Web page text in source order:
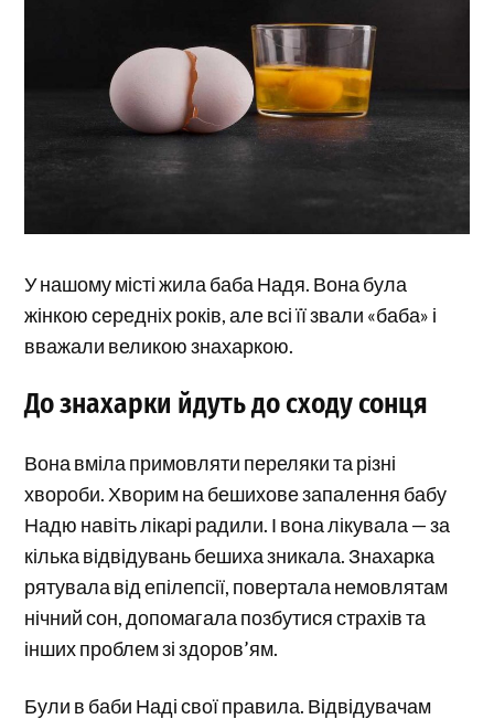
У нашому місті жила баба Надя. Вона була
жінкою середніх років, але всі її звали «баба» і
вважали великою знахаркою.
До знахарки йдуть до сходу сонця
Вона вміла примовляти переляки та різні
хвороби. Хворим на бешихове запалення бабу
Надю навіть лікарі радили. І вона лікувала — за
кілька відвідувань бешиха зникала. Знахарка
рятувала від епілепсії, повертала немовлятам
нічний сон, допомагала позбутися страхів та
інших проблем зі здоров’ям.
Були в баби Наді свої правила. Відвідувачам